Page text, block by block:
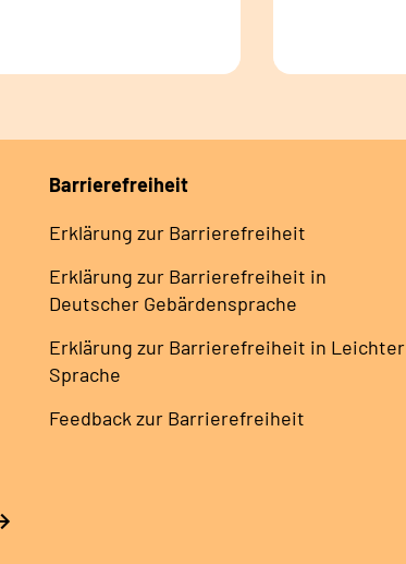
Barrierefreiheit
Erklärung zur Barrierefreiheit
Erklärung zur Barrierefreiheit in
Deutscher Gebärdensprache
Erklärung zur Barrierefreiheit in Leichter
Sprache
Feedback zur Barrierefreiheit